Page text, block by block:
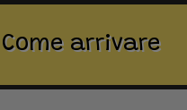
Come arrivare